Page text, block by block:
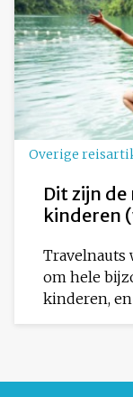
Overige
Dit zijn
kinderen
Travelnauts
om hele
kinderen, en